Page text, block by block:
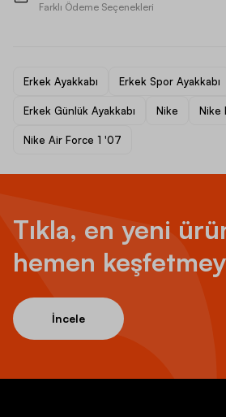
Farklı Ödeme Seçenekleri
Erkek Ayakkabı Erkek Spor Ayakkabı
Erkek Günlük Ayakkabı Nike Nike
Nike Air Force 1 '07
Tıkla, en yeni
hemen
İncele